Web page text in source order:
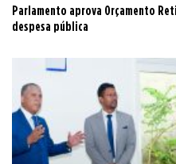
Parlamento aprova Orçamento
despesa pública